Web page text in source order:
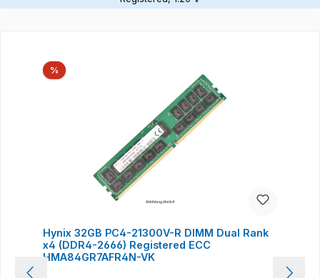
%Rabatt
Hynix 32GB PC4-21300V-R DIMM Dual Rank
x4 (DDR4-2666) Registered ECC
HMA84GR7AFR4N-VK